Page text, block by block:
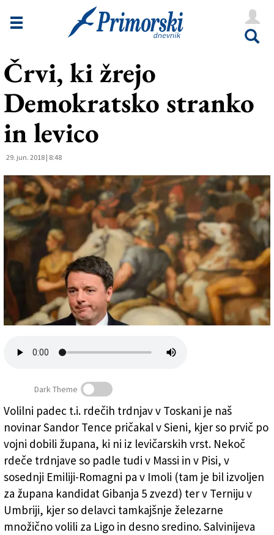
Novice
Goriška
Kultura
Še
Vreme
V Kioskih
Uredništvo
Oglasi
Založnik
Zadruga PD
Črvi, ki žrejo
Demokratsko stranko
in levico
29. jun. 2018 | 8:48
Črvi, ki žrejo Demokratsko stranko in levico
Dark Theme
Volilni padec t.i. rdečih trdnjav v Toskani je naš
novinar Sandor Tence pričakal v Sieni, kjer so prvič po
vojni dobili župana, ki ni iz levičarskih vrst. Nekoč
rdeče trdnjave so padle tudi v Massi in v Pisi, v
sosednji Emiliji-Romagni pa v Imoli (tam je bil izvoljen
za župana kandidat Gibanja 5 zvezd) ter v Terniju v
Umbriji, kjer so delavci tamkajšnje železarne
množično volili za Ligo in desno sredino. Salvinijeva